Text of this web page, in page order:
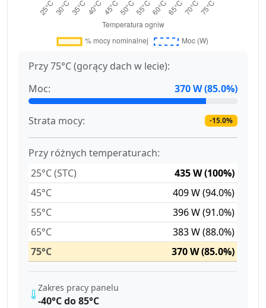
Przy 75°C (gorący dach w lecie):
Moc:
370 W (85.0%)
Strata mocy: -15.0%
Przy różnych temperaturach:
25°C (STC)
435 W (100%)
45°C
409 W (94.0%)
55°C
396 W (91.0%)
65°C
383 W (88.0%)
75°C
370 W (85.0%)
Zakres pracy panelu
-40°C do 85°C